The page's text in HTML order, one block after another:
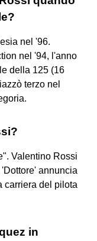
nel '96.
nel '94, l'anno
della 125 (16
terzo nel
Valentino Rossi
annuncia
carriera del pilota
in